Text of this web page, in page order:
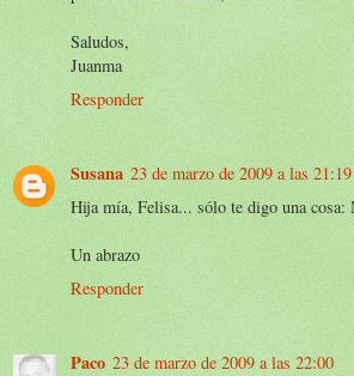
Saludos,
Juanma
Responder
Susana 23 de marzo de 2009 a las 21:19
Hija mía, Felisa... sólo te digo una cosa:
Un abrazo
Responder
Paco 23 de marzo de 2009 a las 22:00